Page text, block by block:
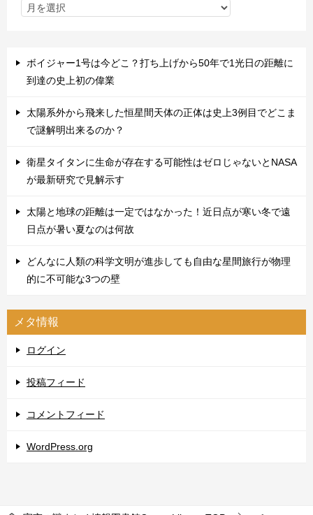
ボイジャー1号は今どこ？打ち上げから50年で1光日の距離に
到達の史上初の偉業
太陽系外から飛来した恒星間天体の正体は史上3例目でどこま
で謎解明出来るのか？
衛星タイタンに生命が存在する可能性はゼロじゃないとNASA
が最新研究で見解示す
太陽と地球の距離は一定ではなかった！近日点が寒い冬で遠
日点が暑い夏なのは何故
どんなに人類の科学文明が進歩しても自由な星間旅行が物理
的に不可能な3つの壁
メタ情報
ログイン
投稿フィード
コメントフィード
WordPress.org